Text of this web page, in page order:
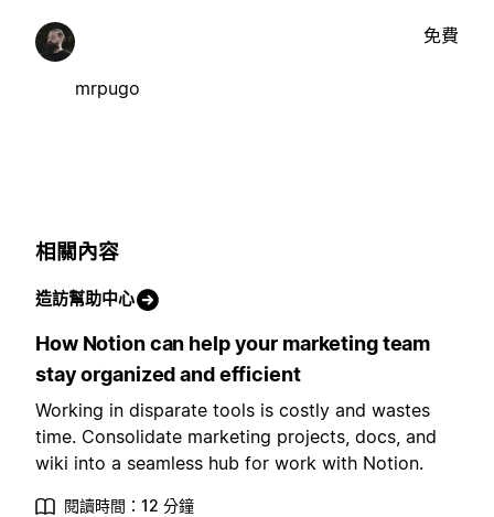
mrpugo
免費
相關內容
造訪幫助中心
How Notion can help your marketing team
stay organized and efficient
Working in disparate tools is costly and wastes
time. Consolidate marketing projects, docs, and
wiki into a seamless hub for work with Notion.
閱讀時間：12 分鐘